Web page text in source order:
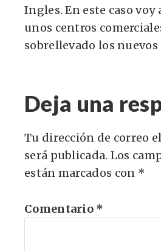
Ingles. En este caso voy
unos centros
sobrellevado los nuevos
Deja una
Tu dirección de correo
será publicada. Los
están marcados con *
Comentario *